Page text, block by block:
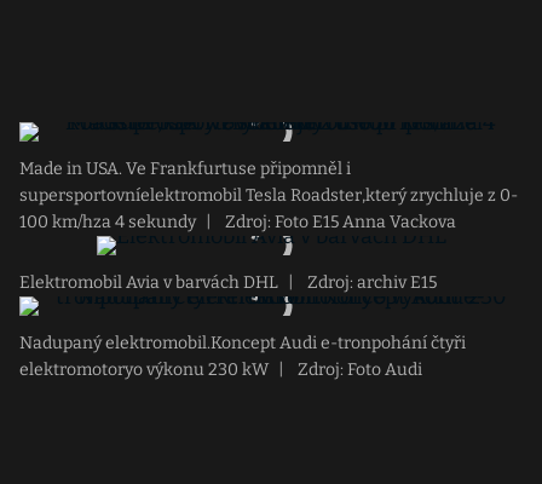
Made in USA. Ve Frankfurtuse připomněl i
supersportovníelektromobil Tesla Roadster,který zrychluje z 0-
100 km/hza 4 sekundy
Zdroj: Foto E15 Anna Vackova
Elektromobil Avia v barvách DHL Zdroj: archiv E15
Nadupaný elektromobil.Koncept Audi e-tronpohání čtyři
elektromotoryo výkonu 230 kW
Zdroj: Foto Audi